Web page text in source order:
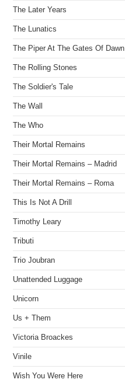
The Later Years
The Lunatics
The Piper At The Gates Of Dawn
The Rolling Stones
The Soldier's Tale
The Wall
The Who
Their Mortal Remains
Their Mortal Remains – Madrid
Their Mortal Remains – Roma
This Is Not A Drill
Timothy Leary
Tributi
Trio Joubran
Unattended Luggage
Unicorn
Us + Them
Victoria Broackes
Vinile
Wish You Were Here